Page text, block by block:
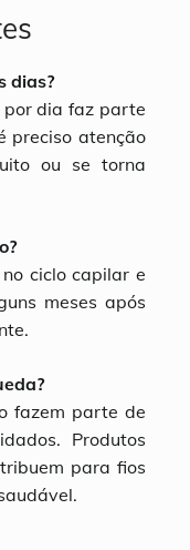
dias?
por dia faz parte
preciso atenção
ou se torna
ciclo capilar e
meses após
fazem parte de
Produtos
para fios